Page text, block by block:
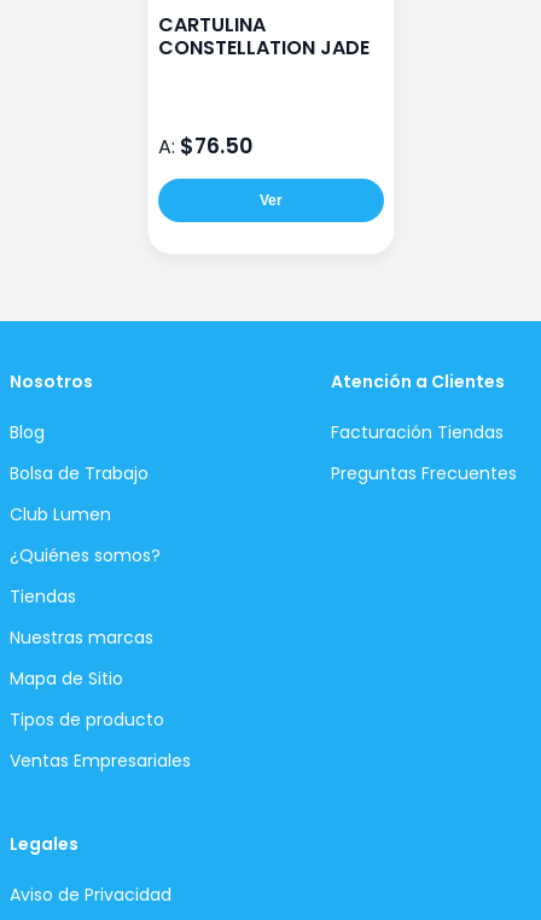
CARTULINA
CONSTELLATION JADE
A: $76.50
Ver
Nosotros
Blog
Bolsa de Trabajo
Club Lumen
¿Quiénes somos?
Tiendas
Nuestras marcas
Mapa de Sitio
Tipos de producto
Ventas Empresariales
Atención a Clientes
Facturación Tiendas
Preguntas Frecuentes
Legales
Aviso de Privacidad